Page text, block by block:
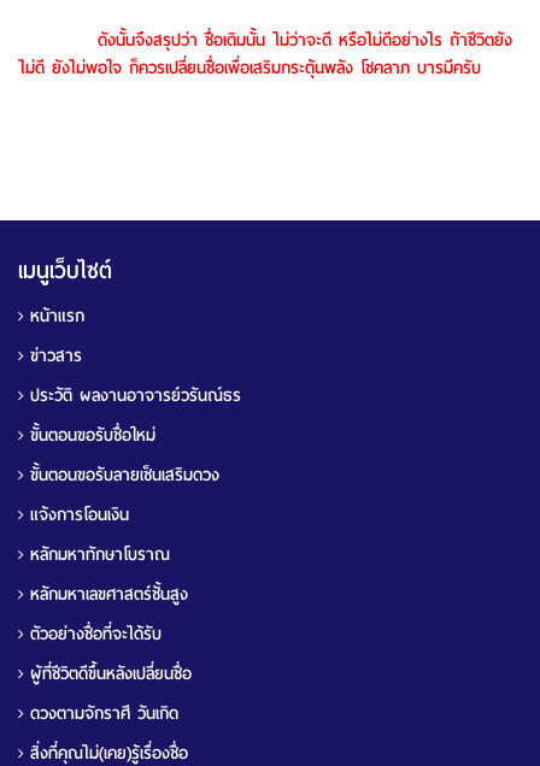
ดังนั้นจึงสรุปว่า ชื่อเดิมนั้น ไม่ว่าจะดี หรือไม่ดีอย่างไร ถ้าชีวิตยัง
ไม่ดี ยังไม่พอใจ ก็ควรเปลี่ยนชื่อเพื่อเสริมกระตุ้นพลัง โชคลาภ บารมีครับ
เมนูเว็บไซต์
หน้าแรก
ข่าวสาร
ประวัติ ผลงานอาจารย์วรันณ์ธร
ขั้นตอนขอรับชื่อใหม่
ขั้นตอนขอรับลายเซ็นเสริมดวง
แจ้งการโอนเงิน
หลักมหาทักษาโบราณ
หลักมหาเลขศาสตร์ชั้นสูง
ตัวอย่างชื่อที่จะได้รับ
ผู้ที่ชีวิตดีขึ้นหลังเปลี่ยนชื่อ
ดวงตามจักราศี วันเกิด
สิ่งที่คุณไม่(เคย)รู้เรื่องชื่อ